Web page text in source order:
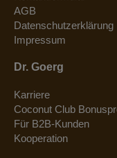
AGB
Datenschutzerklärung
Impressum
Dr. Goerg
Karriere
Coconut Club
Für B2B-Kunden
Kooperation